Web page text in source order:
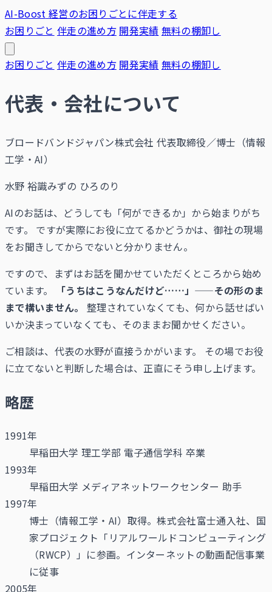
AI-Boost 経営のお困りごとに伴走する
お困りごと 伴走の進め方 開発実績 無料の棚卸し
お困りごと 伴走の進め方 開発実績 無料の棚卸し
代表・会社について
ブロードバンドジャパン株式会社 代表取締役／博士（情報
工学・AI）
水野 裕識みずの ひろのり
AIのお話は、どうしても「何ができるか」から始まりがち
です。 ですが実際にお役に立てるかどうかは、御社の現場
をお聞きしてからでないと分かりません。
ですので、まずはお話を聞かせていただくところから始め
ています。
「うちはこうなんだけど……」——その形のま
まで構いません。
整理されていなくても、何から話せばい
いか決まっていなくても、そのままお聞かせください。
ご相談は、代表の水野が直接うかがいます。 その場でお役
に立てないと判断した場合は、正直にそう申し上げます。
略歴
1991年
早稲田大学 理工学部 電子通信学科 卒業
1993年
早稲田大学 メディアネットワークセンター 助手
1997年
博士（情報工学・AI）取得。株式会社富士通入社、国
家プロジェクト「リアルワールドコンピューティング
（RWCP）」に参画。インターネットの動画配信事業
に従事
2005年